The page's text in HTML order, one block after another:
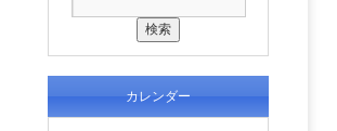
カレンダー